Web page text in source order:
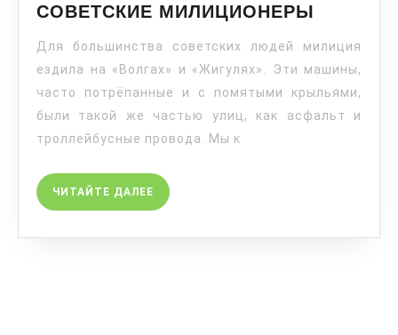
СОВЕТСКИЕ МИЛИЦИОНЕРЫ
Для большинства советских людей милиция
ездила на «Волгах» и «Жигулях». Эти машины,
часто потрёпанные и с помятыми крыльями,
были такой же частью улиц, как асфальт и
троллейбусные провода. Мы к
ЧИТАЙТЕ ДАЛЕЕ